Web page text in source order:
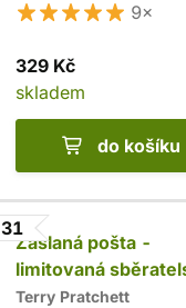
9×
329 Kč
skladem
do košíku
31
Zaslaná pošta -
limitovaná
edice
Terry Pratchett